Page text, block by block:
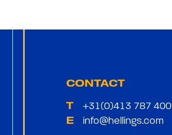
CONTACT
T +31(0)413 787 400
E info@hellings.com